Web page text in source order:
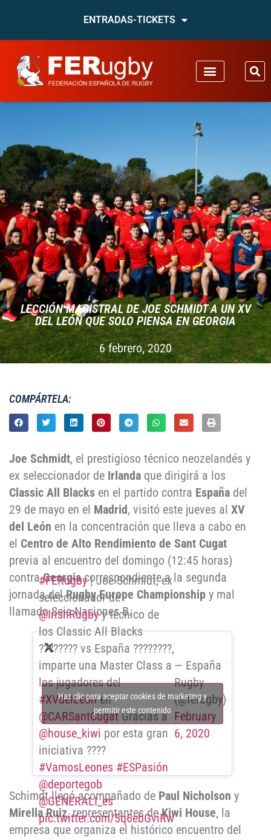
ENTRADAS-TICKETS
LECCIÓN MAGISTRAL DE JOE SCHMIDT A UN XV
DEL LEÓN QUE SOLO PIENSA EN GEORGIA
6 febrero, 2020
COMPÁRTELA:
Joe Schmidt, el prestigioso técnico neozelandés y
ex seleccionador de Irlanda que dirigirá a los
Classic All Blacks en el partido contra España del
29 de mayo en el Madrid, visitó este jueves al XV
del León en la concentración que lleva a cabo en
el Centro de Alto Rendimiento de Sant Cugat
previa al encuentro del domingo (12:45 horas)
contraGeorgiacorrespondiente a la segunda
jornada delRugby Europe Championship y mal
llamado Seis Naciones B.
#FERugby| Joe Schmidt, ex
seleccionador de
@IrishRugbyy técnico de
los Classic All Blacks
???????? vs España ????????,
imparte una Master Class a
los jugadores del
#XVdelLeónen
@CARSantCugat Gracias a
@house_kiwi por esta gran
iniciativa ????
#VamosLeones #ESPasión
@deportegob
@GENERALI_es
pic.twitter.com/5q6ebGviRw
— España
Rugby
(@ferugby)
February
6, 2020
Haz clic para aceptar cookies de marketing y
permitir este contenido
Schimdt llegó acompañado de Paul Nicholson y
Mirella Ruiz, representantes deKiwi House, la
empresa que organiza el histórico encuentro del